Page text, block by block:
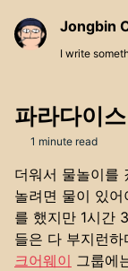
Jongbin
I write
파라다이
1 minute read
더워서 물놀이를
놀려면 물이 있
를 했지만 1시간
들은 다 부지런
크어웨이 그룹에